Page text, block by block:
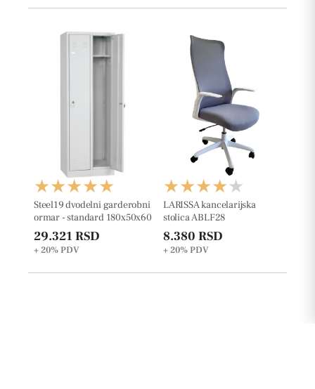
Steel19 dvodelni garderobni
ormar - standard 180x50x60
29.321 RSD
+ 20%PDV
LARISSA kancelarijska
stolica ABLF28
8.380 RSD
+ 20%PDV